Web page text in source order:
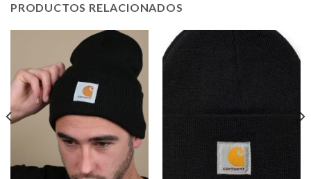
PRODUCTOS RELACIONADOS